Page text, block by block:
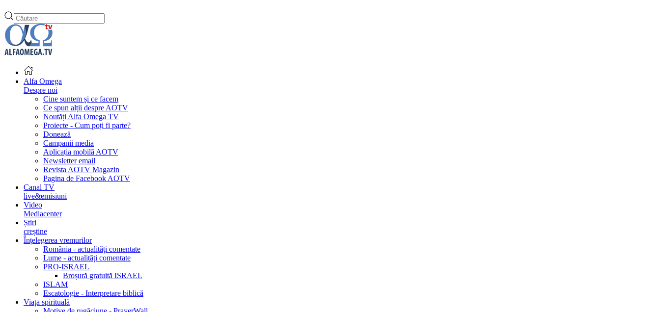
Alfa Omega
Despre noi
Cine suntem și ce facem
Ce spun alții despre AOTV
Noutăți Alfa Omega TV
Proiecte - Cum poți fi parte?
Donează
Campanii media
Aplicația mobilă AOTV
Newsletter email
Revista AOTV Magazin
Pagina de Facebook AOTV
Canal TV
live&emisiuni
Video
Mediacenter
Știri
creștine
Înțelegerea vremurilor
România - actualități comentate
Lume - actualități comentate
PRO-ISRAEL
Broșură gratuită ISRAEL
ISLAM
Escatologie - Interpretare biblică
Viața spirituală